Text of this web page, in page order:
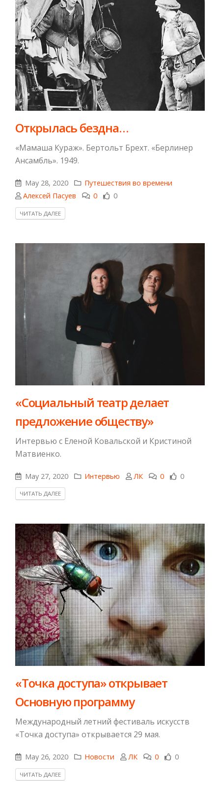
Открылась бездна…
«Мамаша Кураж». Бертольт Брехт. «Берлинер
Ансамбль». 1949.
May 28, 2020
Путешествия во времени
Алексей Пасуев
0 0
ЧИТАТЬ ДАЛЕЕ
«Cоциальный театр делает
предложение обществу»
Интервью с Еленой Ковальской и Кристиной
Матвиенко.
May 27, 2020 Интервью ЛК 0 0
ЧИТАТЬ ДАЛЕЕ
«Точка доступа» открывает
Основную программу
Международный летний фестиваль искусств
«Точка доступа» открывается 29 мая.
May 26, 2020 Новости ЛК 0 0
ЧИТАТЬ ДАЛЕЕ